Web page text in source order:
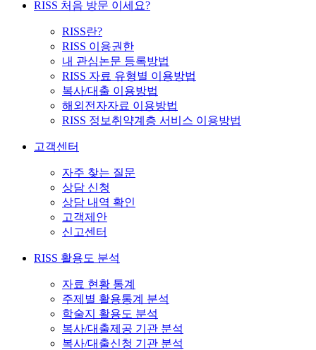
RISS 처음 방문 이세요?
RISS란?
RISS 이용권한
내 관심논문 등록방법
RISS 자료 유형별 이용방법
복사/대출 이용방법
해외전자자료 이용방법
RISS 정보취약계층 서비스 이용방법
고객센터
자주 찾는 질문
상담 신청
상담 내역 확인
고객제안
신고센터
RISS 활용도 분석
자료 현황 통계
주제별 활용통계 분석
학술지 활용도 분석
복사/대출제공 기관 분석
복사/대출신청 기관 분석